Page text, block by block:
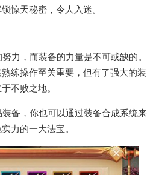
惊天秘密，令人入迷。
力，而装备的力量是不可或缺的。
练操作至关重要，但有了强大的装
不败之地。
备，你也可以通过装备合成系统来
力的一大法宝。